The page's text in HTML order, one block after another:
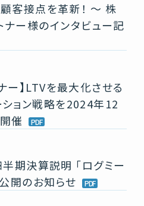
顧客接点を革新！ ～ 株
ー様のインタビュー記
ー】LTVを最大化させる
ョン戦略を2024年12
催
期決算説明 「ログミー
開のお知らせ